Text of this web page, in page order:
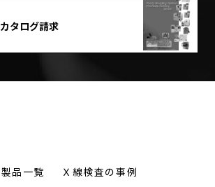
カタログ請求
製品一覧 Ｘ線検査の事例